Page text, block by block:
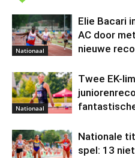
Nationaal
Elie Bacari
AC door
nieuwe
Nationaal
Twee EK-
Nationale
spel: 13